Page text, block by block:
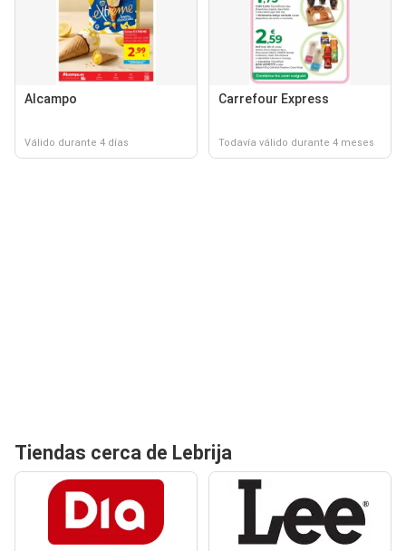
Alcampo
Válido durante 4 días
Carrefour Express
Todavía válido durante 4 meses
Tiendas cerca de Lebrija